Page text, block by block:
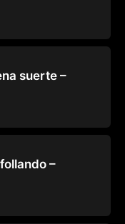
suerte –
–